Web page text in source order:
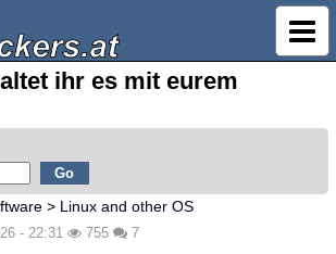
ihr es mit eurem
> Linux and other OS
- 22:31 755 7